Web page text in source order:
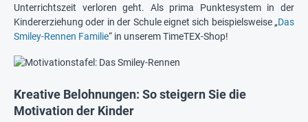
Unterrichtszeit verloren geht. Als prima Punktesystem in der
Kindererziehung oder in der Schule eignet sich beispielsweise „Das
Smiley-Rennen Familie“ in unserem TimeTEX-Shop!
Kreative Belohnungen: So steigern Sie die
Motivation der Kinder